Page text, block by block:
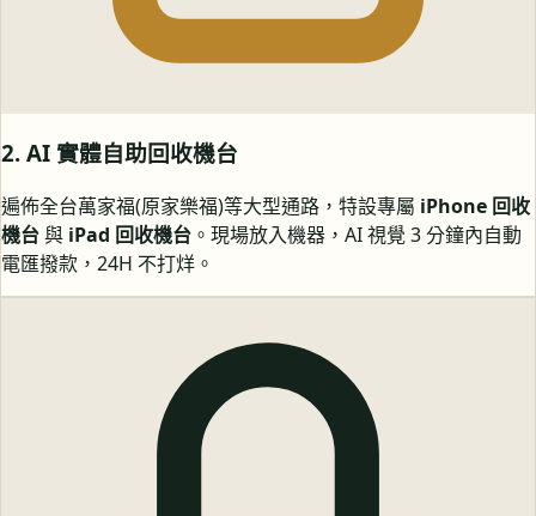
2. AI 實體自助回收機台
遍佈全台萬家福(原家樂福)等大型通路，特設專屬 iPhone 回收
機台與 iPad 回收機台 。現場放入機器，AI 視覺 3 分鐘內自動
電匯撥款，24H 不打烊。